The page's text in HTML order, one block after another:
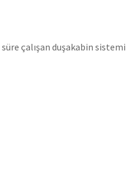
çalışan duşakabin sistemi